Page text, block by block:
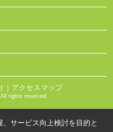
｜アクセスマップ
rights reserved.
サービス向上検討を目的と